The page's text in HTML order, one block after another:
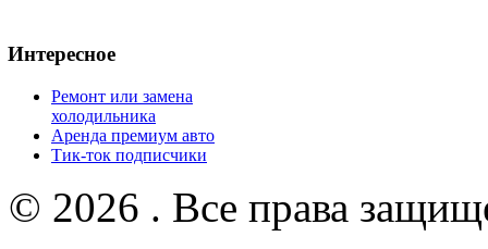
Интересное
Ремонт или замена
холодильника
Аренда премиум авто
Тик-ток подписчики
© 2026 . Все права